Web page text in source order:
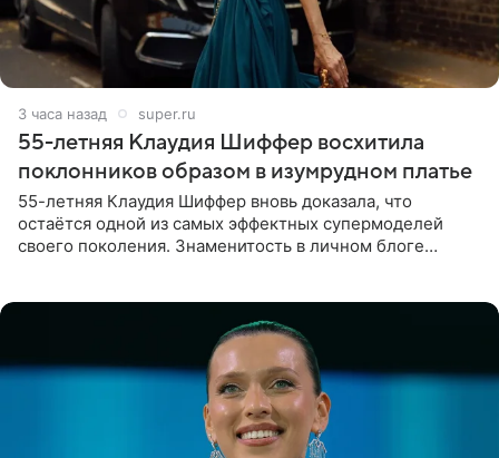
3 часа назад super.ru
55-летняя Клаудия Шиффер восхитила
поклонников образом в изумрудном платье
55-летняя Клаудия Шиффер вновь доказала, что
остаётся одной из самых эффектных супермоделей
своего поколения. Знаменитость в личном блоге